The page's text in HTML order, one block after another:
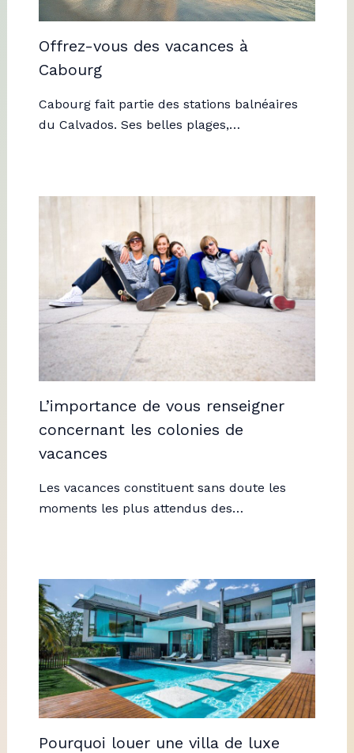
Offrez-vous des vacances à
Cabourg
Cabourg fait partie des stations balnéaires
du Calvados. Ses belles plages,…
L’importance de vous renseigner
concernant les colonies de
vacances
Les vacances constituent sans doute les
moments les plus attendus des…
Pourquoi louer une villa de luxe